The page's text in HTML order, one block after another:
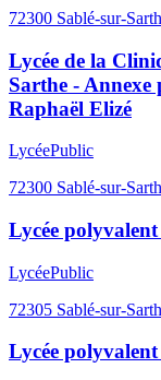
72300 Sablé-sur-
Lycée de la
Sarthe - Annexe
Raphaël Elizé
LycéePublic
72300 Sablé-sur-
Lycée
LycéePublic
72305 Sablé-sur-
Lycée